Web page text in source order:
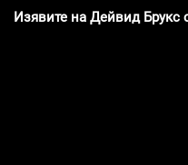
Изявите на Дейвид Брукс